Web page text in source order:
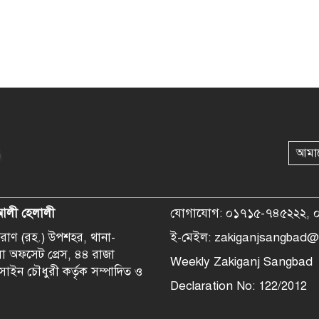
হেলালী
(রহ.) উপশহর, থানা-
অফসেট প্রেস, ৪৪ রাজা
চৌধুরী কর্তৃক সম্পাদিত ও
যোগাযোগ: ০১৭১৫-৭৪৫২২২,
ই-মেইল:
Weekly Zakiganj Sangbad
Declaration No: 122/2012